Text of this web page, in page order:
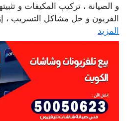
و الصيانة ، تركيب المكيفات و
الفريون و حل مشاكل التسريب ،
المزيد